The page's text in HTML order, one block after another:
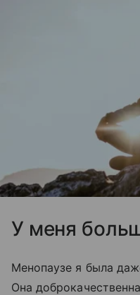
У меня
Менопаузе я была
Она